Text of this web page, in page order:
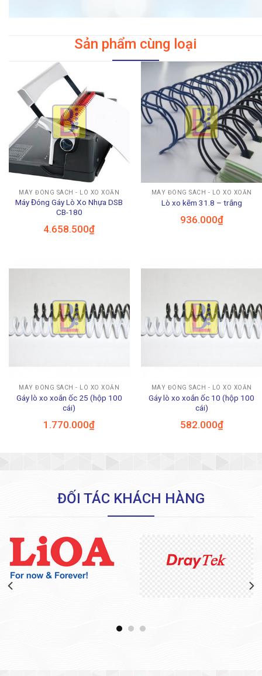
Sản phẩm cùng loại
MÁY ĐÓNG SÁCH - LÒ XO XOẮN
Máy Đóng Gáy Lò Xo Nhựa DSB
CB-180
4.658.500₫
MÁY ĐÓNG SÁCH - LÒ XO XOẮN
Lò xo kẽm 31.8 – trắng
936.000₫
MÁY ĐÓNG SÁCH - LÒ XO XOẮN
Gáy lò xo xoắn ốc 25 (hộp 100
cái)
1.770.000₫
MÁY ĐÓNG SÁCH - LÒ XO XOẮN
Gáy lò xo xoắn ốc 10 (hộp 100
cái)
582.000₫
ĐỐI TÁC KHÁCH HÀNG